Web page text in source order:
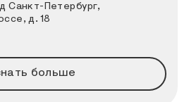
Санкт-Петербург,
д. 18
больше